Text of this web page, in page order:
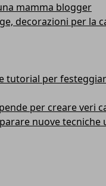
mamma blogger
decorazioni per la
tutorial per
per creare veri
nuove tecniche